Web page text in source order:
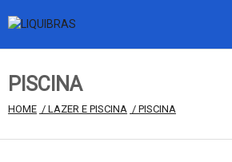
PISCINA
HOME / LAZER E PISCINA / PISCINA